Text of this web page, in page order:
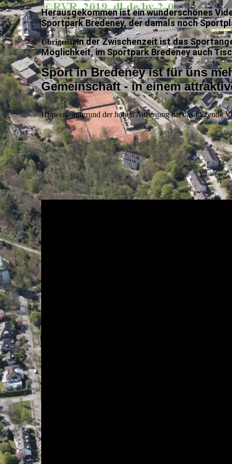
Herausgekommen ist ein wunderschönes
Sportpark Bredeney, der damals noch
Übrigens: in der Zwischenzeit ist das
Möglichkeit, im Sportpark Bredeney auch
Sport in Bredeney ist für uns
Gemeinschaft - in einem
Hinweis: aufgrund der hohen Auflösung hat das folgende